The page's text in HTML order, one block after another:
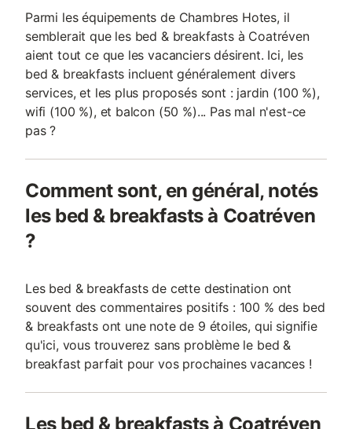
Parmi les équipements de Chambres Hotes, il
semblerait que les bed & breakfasts à Coatréven
aient tout ce que les vacanciers désirent. Ici, les
bed & breakfasts incluent généralement divers
services, et les plus proposés sont : jardin (100 %),
wifi (100 %), et balcon (50 %)... Pas mal n'est-ce
pas ?
Comment sont, en général, notés
les bed & breakfasts à Coatréven
?
Les bed & breakfasts de cette destination ont
souvent des commentaires positifs : 100 % des bed
& breakfasts ont une note de 9 étoiles, qui signifie
qu'ici, vous trouverez sans problème le bed &
breakfast parfait pour vos prochaines vacances !
Les bed & breakfasts à Coatréven